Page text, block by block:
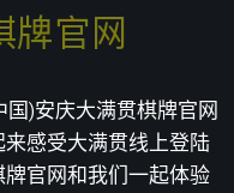
)安庆大满贯棋牌官网
感受大满贯线上登陆
官网和我们一起体验